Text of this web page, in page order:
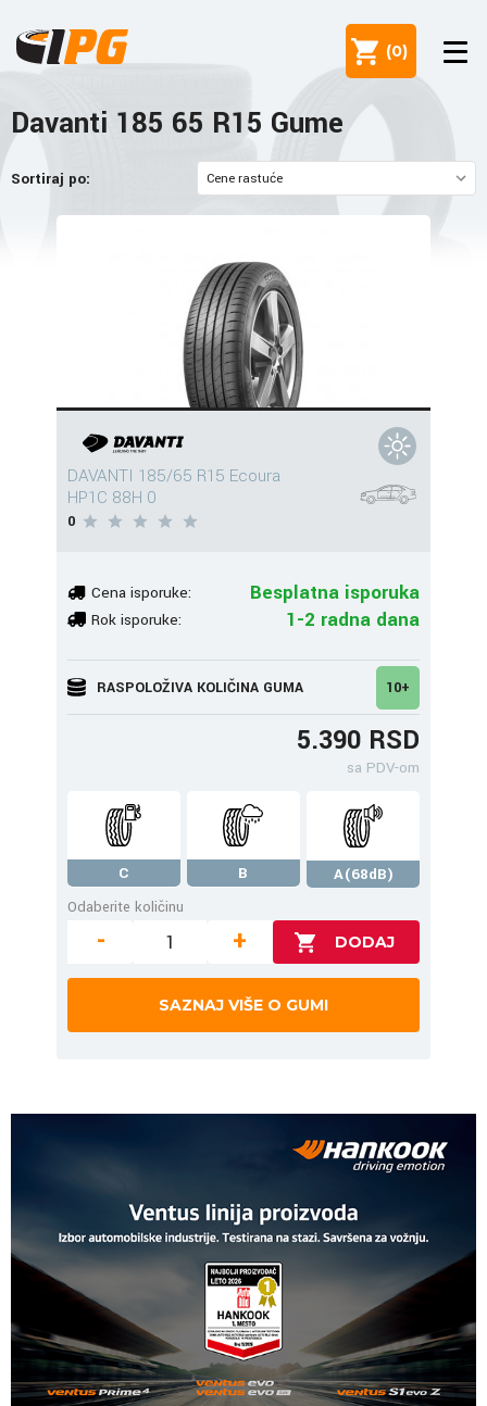
(0)
Davanti 185 65 R15 Gume
Sortiraj po:
DAVANTI 185/65 R15 Ecoura
HP1C 88H 0
0
Cena isporuke: Besplatna isporuka
Rok isporuke: 1-2 radna dana
RASPOLOŽIVA KOLIČINA GUMA 10+
5.390 RSD
sa PDV-om
C B
A(68dB)
Odaberite količinu
- +
SAZNAJ VIŠE O GUMI